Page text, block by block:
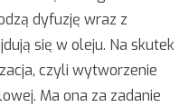
dyfuzję wraz z
się w oleju. Na skutek
czyli wytworzenie
Ma ona za zadanie